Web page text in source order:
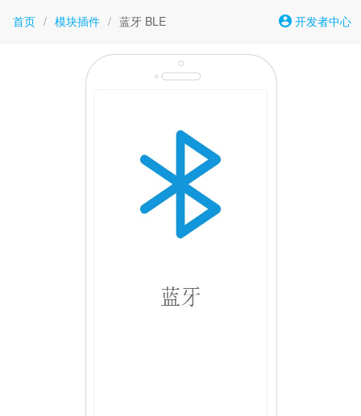
首页 / 模块插件 / 蓝牙 BLE 开发者中心